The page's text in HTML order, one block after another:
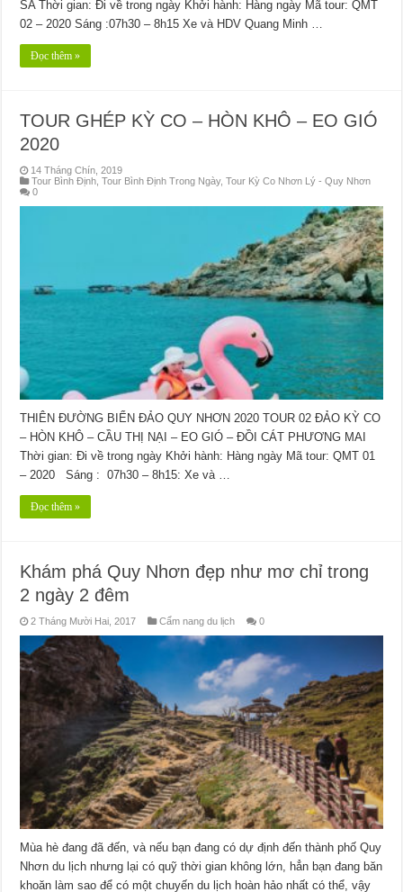
SA Thời gian: Đi về trong ngày Khởi hành: Hàng ngày Mã tour: QMT
02 – 2020 Sáng :07h30 – 8h15 Xe và HDV Quang Minh …
Đọc thêm »
TOUR GHÉP KỲ CO – HÒN KHÔ – EO GIÓ
2020
14 Tháng Chín, 2019
Tour Bình Định ,Tour Bình Định Trong Ngày,Tour Kỳ Co Nhơn Lý - Quy Nhơn
0
THIÊN ĐƯỜNG BIỂN ĐẢO QUY NHƠN 2020 TOUR 02 ĐẢO KỲ CO
– HÒN KHÔ – CẦU THỊ NẠI – EO GIÓ – ĐỒI CÁT PHƯƠNG MAI
Thời gian: Đi về trong ngày Khởi hành: Hàng ngày Mã tour: QMT 01
– 2020 Sáng : 07h30 – 8h15: Xe và …
Đọc thêm »
Khám phá Quy Nhơn đẹp như mơ chỉ trong
2 ngày 2 đêm
2 Tháng Mười Hai, 2017 Cẩm nang du lịch 0
Mùa hè đang đã đến, và nếu bạn đang có dự định đến thành phố Quy
Nhơn du lịch nhưng lại có quỹ thời gian không lớn, hẳn bạn đang băn
khoăn làm sao để có một chuyến du lịch hoàn hảo nhất có thể, vậy